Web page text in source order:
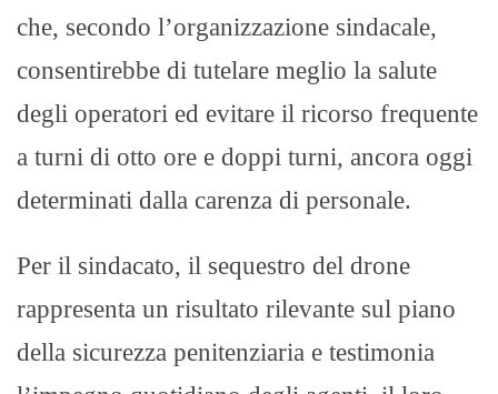
che, secondo l’organizzazione sindacale,
consentirebbe di tutelare meglio la salute
degli operatori ed evitare il ricorso frequente
a turni di otto ore e doppi turni, ancora oggi
determinati dalla carenza di personale.
Per il sindacato, il sequestro del drone
rappresenta un risultato rilevante sul piano
della sicurezza penitenziaria e testimonia